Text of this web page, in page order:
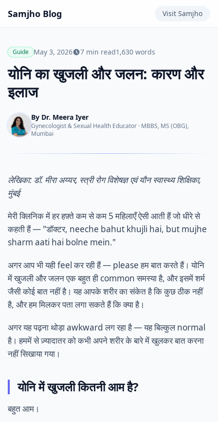
Samjho Blog Visit Samjho
Guide May 3, 2026 7 min read1,630 words
योनि का खुजली और जलन: कारण और
इलाज
By Dr. Meera Iyer
Gynecologist & Sexual Health Educator · MBBS, MS (OBG),
Mumbai
लेखिका: डॉ. मीरा अय्यर, स्त्री रोग विशेषज्ञ एवं यौन स्वास्थ्य शिक्षिका,
मुंबई
मेरी क्लिनिक में हर हफ़्ते कम से कम 5 महिलाएँ ऐसी आती हैं जो धीरे से
कहती हैं — "डॉक्टर, neeche bahut khujli hai, but mujhe
sharm aati hai bolne mein."
अगर आप भी यही feel कर रही हैं — please हम बात करते हैं। योनि
में खुजली और जलन एक बहुत ही common समस्या है, और इसमें शर्म
जैसी कोई बात नहीं है। यह आपके शरीर का संकेत है कि कुछ ठीक नहीं
है, और हम मिलकर पता लगा सकते हैं कि क्या है।
अगर यह पढ़ना थोड़ा awkward लग रहा है — यह बिल्कुल normal
है। हममें से ज़्यादातर को कभी अपने शरीर के बारे में खुलकर बात करना
नहीं सिखाया गया।
योनि में खुजली कितनी आम है?
बहुत आम।